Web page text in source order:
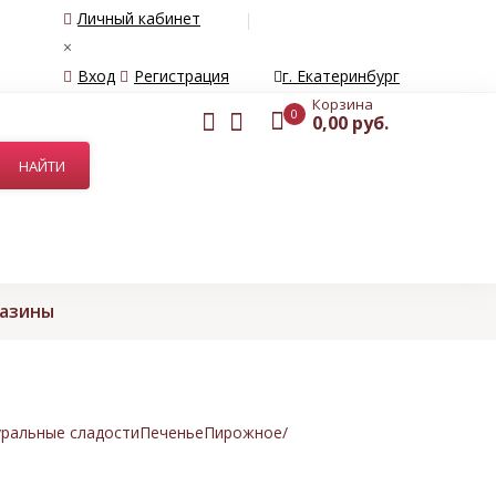
Личный кабинет
×
Вход
Регистрация г. Екатеринбург
0 Корзина
0,00 руб.
сладостиПеченьеПирожное/